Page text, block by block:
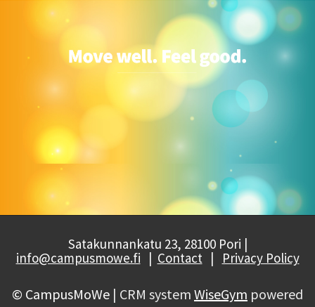
Satakunnankatu 23, 28100 Pori |
info@campusmowe.fi | Contact | Privacy Policy
© CampusMoWe | CRM system WiseGym powered